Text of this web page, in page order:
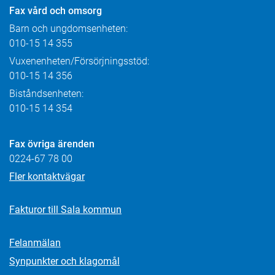
Fax vård och omsorg
Barn och ungdomsenheten:
010-15 14 355
Vuxenenheten/Försörjningsstöd:
010-15 14 356
Biståndsenheten:
010-15 14 354
Fax övriga ärenden
0224-67 78 00
Fler kontaktvägar
Fakturor till Sala kommun
Felanmälan
Synpunkter och klagomål